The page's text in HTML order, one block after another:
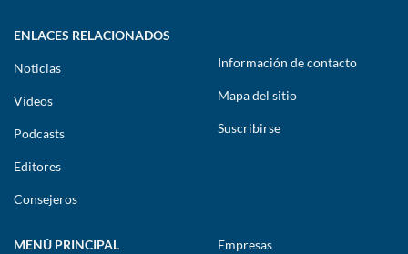
ENLACES RELACIONADOS
Noticias
Vídeos
Podcasts
Editores
Consejeros
Información de contacto
Mapa del sitio
Suscribirse
MENÚ PRINCIPAL Empresas